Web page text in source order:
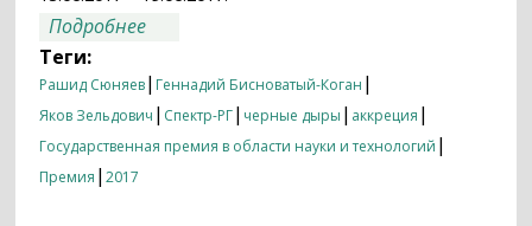
Подробнее
Теги:
Рашид Сюняев| Геннадий Бисноватый-Коган |
Яков Зельдович | Спектр-РГ| черные дыры | аккреция |
Государственная премия в области науки и технологий |
Премия |2017